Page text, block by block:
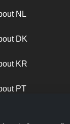
NL
DK
KR
PT